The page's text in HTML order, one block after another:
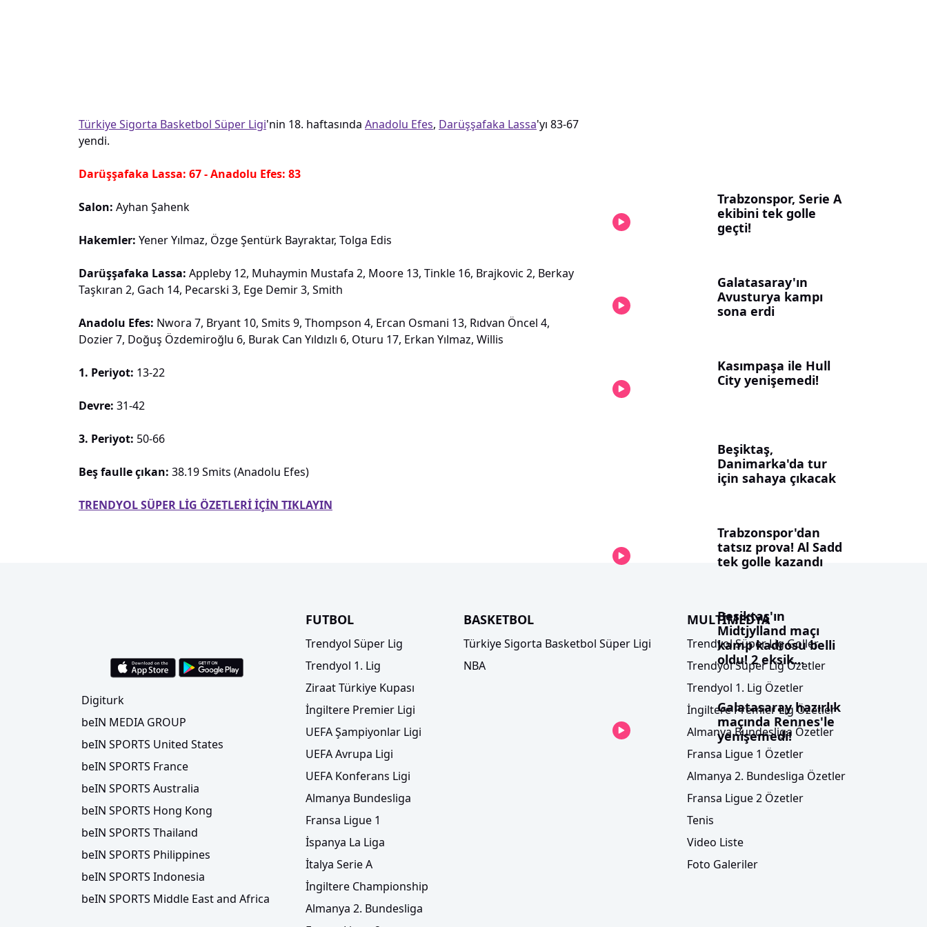
Türkiye Sigorta Basketbol Süper Ligi'nin 18. haftasında Anadolu Efes, Darüşşafaka Lassa'yı 83-67
yendi.
Darüşşafaka Lassa: 67 - Anadolu Efes: 83
Salon: Ayhan Şahenk
Hakemler: Yener Yılmaz, Özge Şentürk Bayraktar, Tolga Edis
Darüşşafaka Lassa: Appleby 12, Muhaymin Mustafa 2, Moore 13, Tinkle 16, Brajkovic 2, Berkay
Taşkıran 2, Gach 14, Pecarski 3, Ege Demir 3, Smith
Anadolu Efes: Nwora 7, Bryant 10, Smits 9, Thompson 4, Ercan Osmani 13, Rıdvan Öncel 4,
Dozier 7, Doğuş Özdemiroğlu 6, Burak Can Yıldızlı 6, Oturu 17, Erkan Yılmaz, Willis
1. Periyot: 13-22
Devre: 31-42
3. Periyot: 50-66
Beş faulle çıkan: 38.19 Smits (Anadolu Efes)
TRENDYOL SÜPER LİG ÖZETLERİ İÇİN TIKLAYIN
Trabzonspor, Serie A
ekibini tek golle
geçti!
Galatasaray'ın
Avusturya kampı
sona erdi
Kasımpaşa ile Hull
City yenişemedi!
Beşiktaş,
Danimarka'da tur
için sahaya çıkacak
Trabzonspor'dan
tatsız prova! Al Sadd
tek golle kazandı
Beşiktaş'ın
Midtjylland maçı
kamp kadrosu belli
oldu! 2 eksik...
Galatasaray hazırlık
maçında Rennes'le
yenişemedi!
Digiturk
beIN MEDIA GROUP
beIN SPORTS United States
beIN SPORTS France
beIN SPORTS Australia
beIN SPORTS Hong Kong
beIN SPORTS Thailand
beIN SPORTS Philippines
beIN SPORTS Indonesia
beIN SPORTS Middle East and Africa
FUTBOL
Trendyol Süper Lig
Trendyol 1. Lig
Ziraat Türkiye Kupası
İngiltere Premier Ligi
UEFA Şampiyonlar Ligi
UEFA Avrupa Ligi
UEFA Konferans Ligi
Almanya Bundesliga
Fransa Ligue 1
İspanya La Liga
İtalya Serie A
İngiltere Championship
Almanya 2. Bundesliga
BASKETBOL
Türkiye Sigorta Basketbol Süper Ligi
NBA
MULTİMEDYA
Trendyol Süper Lig Goller
Trendyol Süper Lig Özetler
Trendyol 1. Lig Özetler
İngiltere Premier Lig Özetler
Almanya Bundesliga Özetler
Fransa Ligue 1 Özetler
Almanya 2. Bundesliga Özetler
Fransa Ligue 2 Özetler
Tenis
Video Liste
Foto Galeriler